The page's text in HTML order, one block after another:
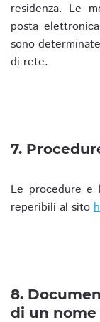
residenza. Le
posta
sono
di rete.
7.
Le procedure e
reperibili al sito
8.
di un